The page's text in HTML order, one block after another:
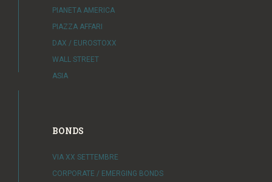
PIANETA AMERICA
PIAZZA AFFARI
DAX / EUROSTOXX
WALL STREET
ASIA
BONDS
VIA XX SETTEMBRE
CORPORATE / EMERGING BONDS